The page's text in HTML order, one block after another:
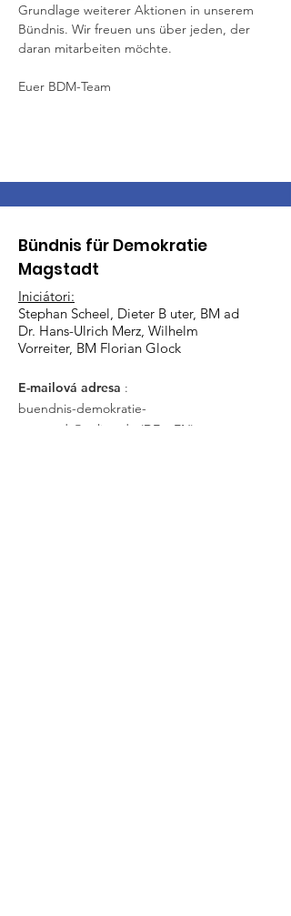
Grundlage weiterer Aktionen in unserem
Bündnis. Wir freuen uns über jeden, der
daran mitarbeiten möchte.
Euer BDM-Team
Bündnis für Demokratie
Magstadt
Iniciátori:
Stephan Scheel, Dieter B uter, BM ad
Dr. Hans-Ulrich Merz, Wilhelm
Vorreiter, BM Florian Glock
E-mailová adresa :
buendnis-demokratie-
magstadt@online.de
(DE a EN)